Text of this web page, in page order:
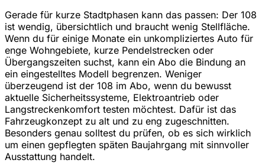
Gerade für kurze Stadtphasen kann das passen: Der 108
ist wendig, übersichtlich und braucht wenig Stellfläche.
Wenn du für einige Monate ein unkompliziertes Auto für
enge Wohngebiete, kurze Pendelstrecken oder
Übergangszeiten suchst, kann ein Abo die Bindung an
ein eingestelltes Modell begrenzen. Weniger
überzeugend ist der 108 im Abo, wenn du bewusst
aktuelle Sicherheitssysteme, Elektroantrieb oder
Langstreckenkomfort testen möchtest. Dafür ist das
Fahrzeugkonzept zu alt und zu eng zugeschnitten.
Besonders genau solltest du prüfen, ob es sich wirklich
um einen gepflegten späten Baujahrgang mit sinnvoller
Ausstattung handelt.